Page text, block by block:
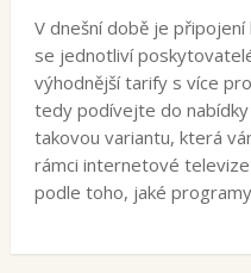
V dnešní době je
se jednotliví
výhodnější tarify s více
tedy podívejte do
takovou variantu, která
rámci internetové
podle toho, jaké